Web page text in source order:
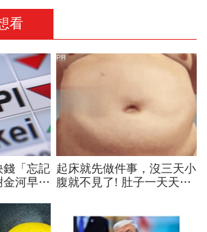
看
錢「忘記
河早一
丟火坑
起床就先做件事，沒三天小
腹就不見了! 肚子一天天變
PR